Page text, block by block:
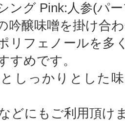
ング Pink:人参(パ
吟醸味噌を掛け合
リフェノールを多
すめです。
しっかりとした
どにもご利用頂け